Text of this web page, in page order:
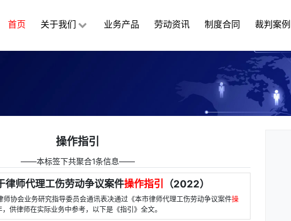
首页 关于我们 业务产品 劳动资讯 制度合同 裁判案例
操作指引
――本标签下共聚合1条信息――
律师代理工伤劳动争议案件操作指引 （2022）
协会业务研究指导委员会通讯表决通过《本市律师代理工伤劳动争议案件操
，供律师在实际业务中参考，以下是《指引》全文。